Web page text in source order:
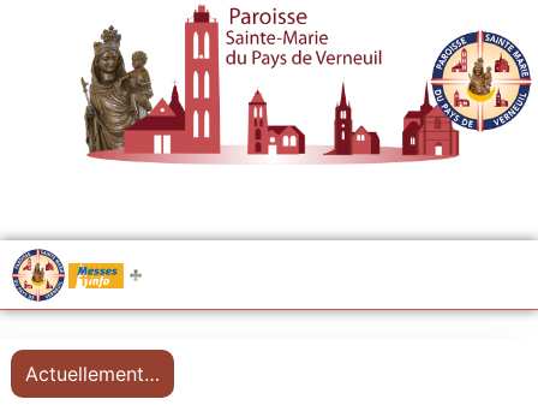
Messes
Actuellement…